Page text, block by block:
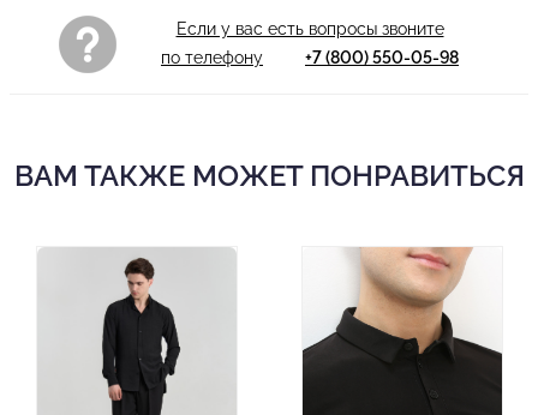
Если у вас есть вопросы звоните
по телефону
+7 (800) 550-05-98
ВАМ ТАКЖЕ МОЖЕТ ПОНРАВИТЬСЯ